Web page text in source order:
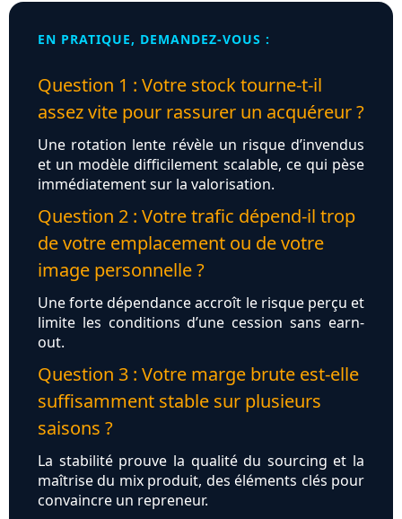
EN PRATIQUE, DEMANDEZ-VOUS :
Question 1 : Votre stock tourne-t-il
assez vite pour rassurer un acquéreur ?
Une rotation lente révèle un risque d’invendus
et un modèle difficilement scalable, ce qui pèse
immédiatement sur la valorisation.
Question 2 : Votre trafic dépend-il trop
de votre emplacement ou de votre
image personnelle ?
Une forte dépendance accroît le risque perçu et
limite les conditions d’une cession sans earn-
out.
Question 3 : Votre marge brute est-elle
suffisamment stable sur plusieurs
saisons ?
La stabilité prouve la qualité du sourcing et la
maîtrise du mix produit, des éléments clés pour
convaincre un repreneur.